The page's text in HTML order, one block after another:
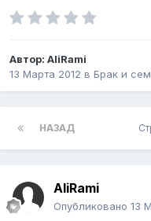
Автор: AliRami
13 Марта 2012 в Брак и
НАЗАД
AliRami
Опубликовано 13